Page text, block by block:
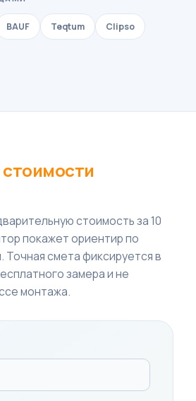
BAUF Teqtum Clipso
стоимость за 10
покажет ориентир по
смета фиксируется в
замера и не
монтажа.